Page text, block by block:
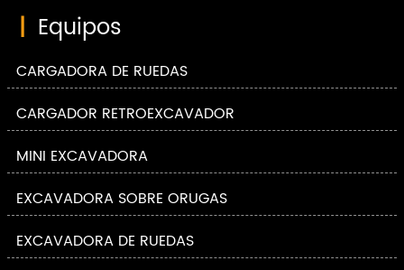
| Equipos
CARGADORA DE RUEDAS
CARGADOR RETROEXCAVADOR
MINI EXCAVADORA
EXCAVADORA SOBRE ORUGAS
EXCAVADORA DE RUEDAS